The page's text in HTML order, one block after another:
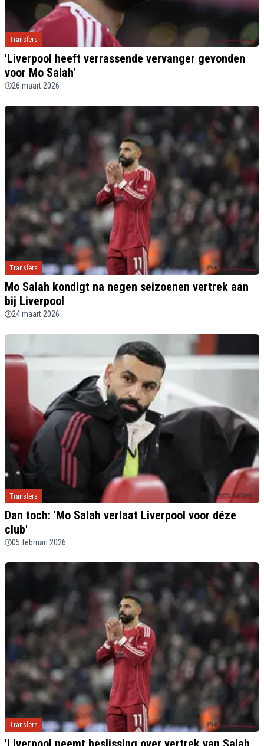
Transfers
'Liverpool heeft verrassende vervanger gevonden
voor Mo Salah'
26 maart 2026
Transfers
Mo Salah kondigt na negen seizoenen vertrek aan
bij Liverpool
24 maart 2026
Transfers
Dan toch: 'Mo Salah verlaat Liverpool voor déze
club'
05 februari 2026
Transfers